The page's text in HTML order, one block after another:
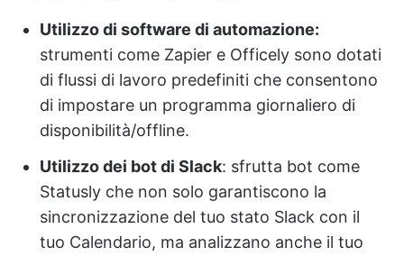
Utilizzo di software di automazione:
strumenti come Zapier e Officely sono dotati
di flussi di lavoro predefiniti che consentono
di impostare un programma giornaliero di
disponibilità/offline.
Utilizzo dei bot di Slack: sfrutta bot come
Statusly che non solo garantiscono la
sincronizzazione del tuo stato Slack con il
tuo Calendario, ma analizzano anche il tuo